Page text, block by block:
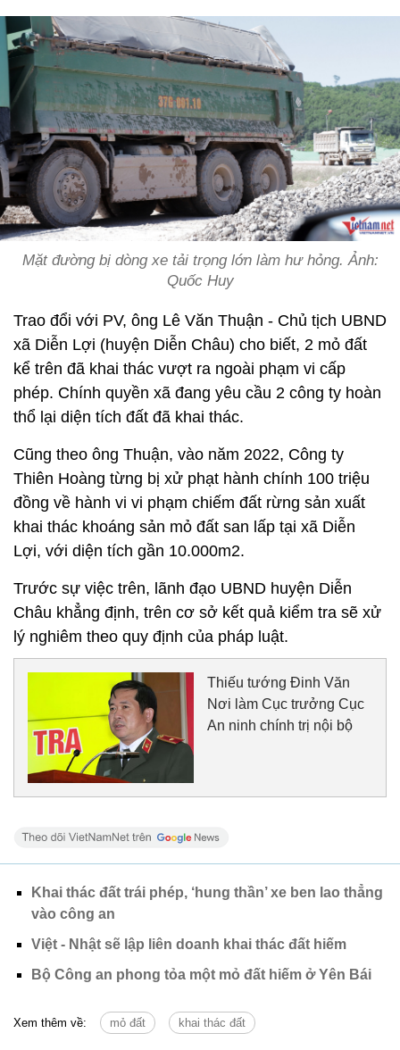
Mặt đường bị dòng xe tải trọng lớn làm hư hỏng. Ảnh:
Quốc Huy
Trao đổi với PV, ông Lê Văn Thuận - Chủ tịch UBND
xã Diễn Lợi (huyện Diễn Châu) cho biết, 2 mỏ đất
kể trên đã khai thác vượt ra ngoài phạm vi cấp
phép. Chính quyền xã đang yêu cầu 2 công ty hoàn
thổ lại diện tích đất đã khai thác.
Cũng theo ông Thuận, vào năm 2022, Công ty
Thiên Hoàng từng bị xử phạt hành chính 100 triệu
đồng về hành vi vi phạm chiếm đất rừng sản xuất
khai thác khoáng sản mỏ đất san lấp tại xã Diễn
Lợi, với diện tích gần 10.000m2.
Trước sự việc trên, lãnh đạo UBND huyện Diễn
Châu khẳng định, trên cơ sở kết quả kiểm tra sẽ xử
lý nghiêm theo quy định của pháp luật.
Thiếu tướng Đinh Văn
Nơi làm Cục trưởng Cục
An ninh chính trị nội bộ
Khai thác đất trái phép, ‘hung thần’ xe ben lao thẳng
vào công an
Việt - Nhật sẽ lập liên doanh khai thác đất hiếm
Bộ Công an phong tỏa một mỏ đất hiếm ở Yên Bái
Xem thêm về: mỏ đất khai thác đất